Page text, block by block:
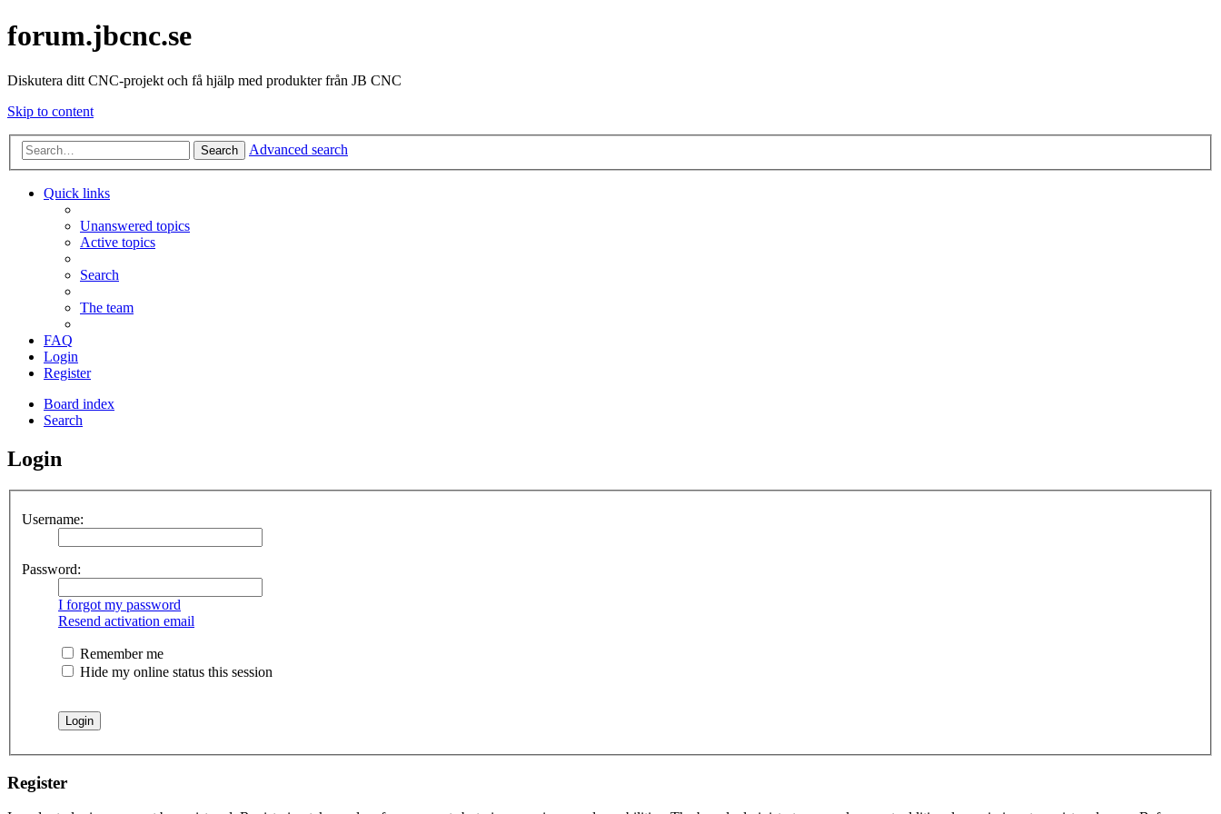
forum.jbcnc.se
Diskutera ditt CNC-projekt och få hjälp med produkter från JB CNC
Skip to content
Search Advanced search
Quick links
Unanswered topics
Active topics
Search
The team
FAQ
Login
Register
Board index
Search
Login
Username:
Password:
I forgot my password
Resend activation email
Remember me
Hide my online status this session
Register